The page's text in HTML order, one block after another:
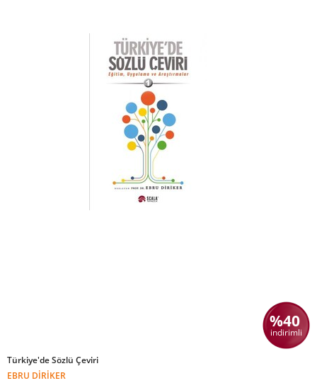
%40
indirimli
Türkiye'de Sözlü Çeviri
EBRU DIRIKER